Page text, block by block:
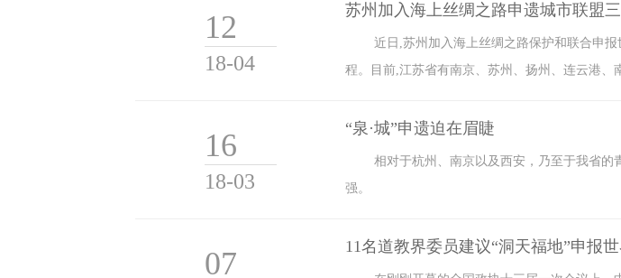
12
18-04
苏州加入海上丝绸之路申遗城市联盟
近日,苏州加入海上丝绸之路保护和联合申
程。目前,江苏省有南京、苏州、扬州、连云港、
16
18-03
“泉·城”申遗迫在眉睫
相对于杭州、南京以及西安，乃至于我省
强。
07 11名道教界委员建议“洞天福地”申报